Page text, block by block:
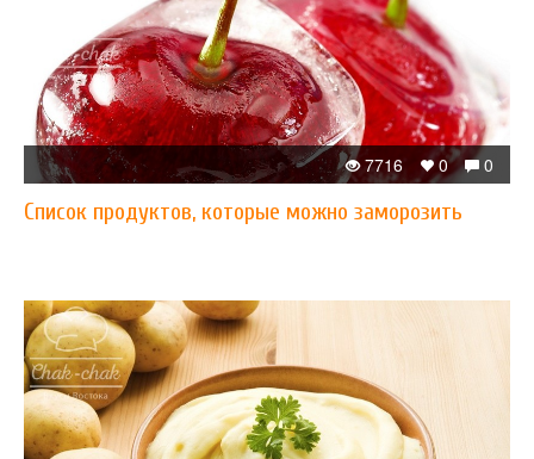
0
0
7716
Список продуктов, которые можно заморозить